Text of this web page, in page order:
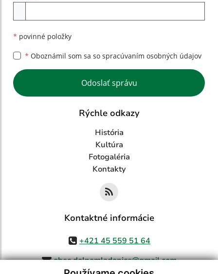
* povinné položky
* Oboznámil som sa so spracúvaním osobných údajov
Google reCaptcha Response
Odoslať správu
Rýchle odkazy
História
Kultúra
Fotogaléria
Kontakty
Kontaktné informácie
+421 45 559 51 64
obec.dolnemladonice@gmail.com